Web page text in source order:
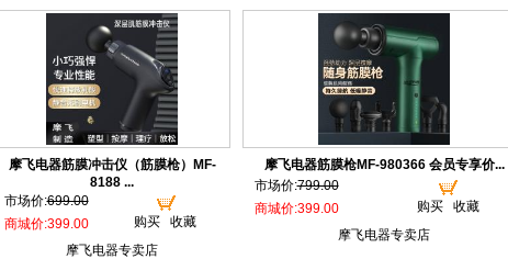
摩飞电器筋膜冲击仪（筋膜枪）MF-
8188 ...
市场价:699.00
购买
收藏
商城价:399.00
摩飞电器专卖店
摩飞电器筋膜枪MF-980366 会员专享价...
市场价:799.00
购买
收藏
商城价:399.00
摩飞电器专卖店